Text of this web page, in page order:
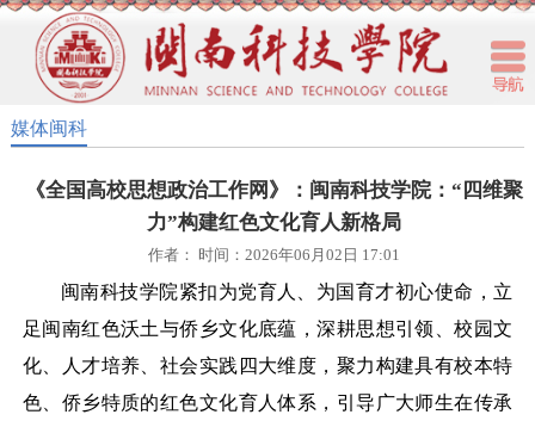
媒体闽科
《全国高校思想政治工作网》：闽南科技学院：“四维聚
力”构建红色文化育人新格局
作者： 时间：2026年06月02日 17:01
闽南科技学院紧扣为党育人、为国育才初心使命，立
足闽南红色沃土与侨乡文化底蕴，深耕思想引领、校园文
化、人才培养、社会实践四大维度，聚力构建具有校本特
色、侨乡特质的红色文化育人体系，引导广大师生在传承